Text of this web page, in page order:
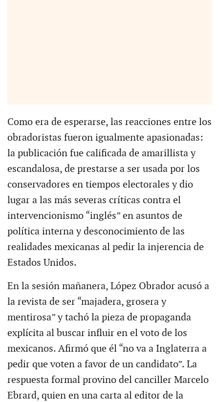
Como era de esperarse, las reacciones entre los
obradoristas fueron igualmente apasionadas:
la publicación fue calificada de amarillista y
escandalosa, de prestarse a ser usada por los
conservadores en tiempos electorales y dio
lugar a las más severas críticas contra el
intervencionismo “inglés” en asuntos de
política interna y desconocimiento de las
realidades mexicanas al pedir la injerencia de
Estados Unidos.
En la sesión mañanera, López Obrador acusó a
la revista de ser “majadera, grosera y
mentirosa” y tachó la pieza de propaganda
explícita al buscar influir en el voto de los
mexicanos. Afirmó que él “no va a Inglaterra a
pedir que voten a favor de un candidato”. La
respuesta formal provino del canciller Marcelo
Ebrard, quien en una carta al editor de la